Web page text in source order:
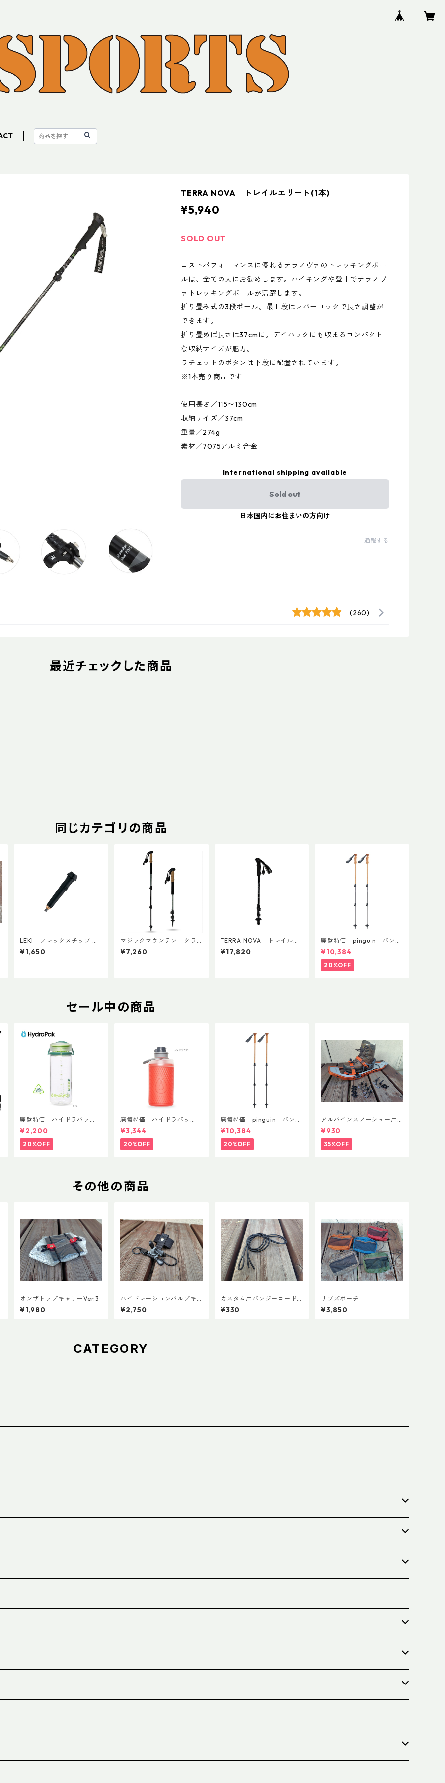
TERRA NOVA トレイルエリート(1本)
¥5,940
SOLD OUT
コストパフォーマンスに優れるテラノヴァのトレッキングポー
ルは、全ての人にお勧めします。ハイキングや登山でテラノヴ
ァトレッキングポールが活躍します。
折り畳み式の3段ポール。最上段はレバーロックで長さ調整が
できます。
折り畳めば長さは37cmに。デイパックにも収まるコンパクト
な収納サイズが魅力。
ラチェットのボタンは下段に配置されています。
※1本売り商品です
使用長さ／115〜130cm
収納サイズ／37cm
重量／274g
素材／7075アルミ合金
International shipping available
Sold out
日本国内にお住まいの方向け
通報する
(260)
最近チェックした商品
同じカテゴリの商品
LEKI フレックスチップ Ｍ
（1個）
¥1,650
マジックマウンテン クラ
ンプペアー(ペア)
¥7,260
TERRA NOVA トレイルカ
ーボンADDカスタム Ver.2
(ペア)
¥17,820
廃盤特価 pinguin バンブ
ーFLフォーム(ペア)
¥10,384
20%OFF
セール中の商品
廃盤特価 ハイドラパッ
ク リーコン ツイスト＆シ
ップ 500ml
¥2,200
20%OFF
廃盤特価 ハイドラパッ
ク フラックス 750ml
¥3,344
20%OFF
廃盤特価 pinguin バンブ
ーFLフォーム(ペア)
¥10,384
20%OFF
アルパインスノーシュー用
ストラップキャッチ(ペア)
¥930
35%OFF
その他の商品
オンザトップキャリーVer.3
¥1,980
ハイドレーションバルブキ
ャッチ+チューブマグネット
（全メーカー対応モデル）
¥2,750
カスタム用バンジーコード
交換ショックコード
¥330
リブズポーチ
¥3,850
CATEGORY